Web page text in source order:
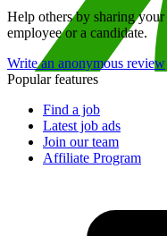
Help others by sharing
employee or a candidate.
Write an anonymous review
Popular features
Find a job
Latest job ads
Join our team
Affiliate Program